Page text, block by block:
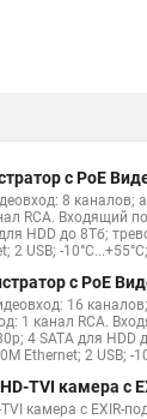
c PoE
8 каналов;
RCA.
HDD до 8Тб;
USB; -
c PoE
16
1 канал RCA.
4 SATA для
2 USB; -
TVI камера с
камера с EXIR-